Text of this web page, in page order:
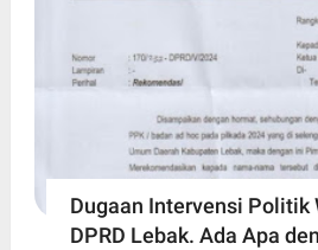
Dugaan Intervensi Politik
DPRD Lebak. Ada Apa